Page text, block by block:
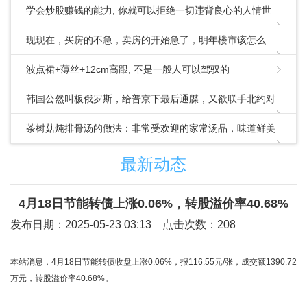
学会炒股赚钱的能力, 你就可以拒绝一切违背良心的人情世
故!
现现在，买房的不急，卖房的开始急了，明年楼市该怎么
走？_房地产市场_住房供给_政策
波点裙+薄丝+12cm高跟, 不是一般人可以驾驭的
韩国公然叫板俄罗斯，给普京下最后通牒，又欲联手北约对
华出招
茶树菇炖排骨汤的做法：非常受欢迎的家常汤品，味道鲜美
最新动态
4月18日节能转债上涨0.06%，转股溢价率40.68%
发布日期：2025-05-23 03:13 点击次数：208
本站消息，4月18日节能转债收盘上涨0.06%，报116.55元/张，成交额1390.72
万元，转股溢价率40.68%。